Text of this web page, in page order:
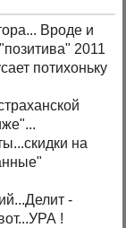
Вроде и
2011
потихоньку
на
...Делит -
!